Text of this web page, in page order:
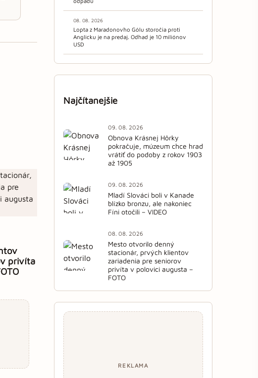
privíta
08. 08. 2026
Lopta z Maradonovho Gólu storočia proti
Anglicku je na predaj. Odhad je 10 miliónov
USD
Najčítanejšie
09. 08. 2026
Obnova Krásnej Hôrky
pokračuje, múzeum chce hrad
vrátiť do podoby z rokov 1903
až 1905
09. 08. 2026
Mladí Slováci boli v Kanade
blízko bronzu, ale nakoniec
Fíni otočili – VIDEO
08. 08. 2026
Mesto otvorilo denný
stacionár, prvých klientov
zariadenia pre seniorov
privíta v polovici augusta –
FOTO
REKLAMA